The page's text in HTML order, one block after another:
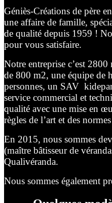
Géniès-Créations de père
une affaire de famille,
de qualité depuis 1959 !
pour vous satisfaire.
Notre entreprise c’est
de 800 m2, une équipe de
personnes, un SAV
service commercial et
qualité avec une mise en
règles de l’art et des
En 2015, nous sommes
(maître bâtisseur de
Qualivéranda.
Nous sommes également